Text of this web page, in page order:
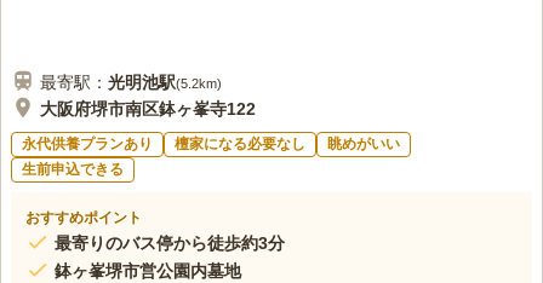
最寄駅： 光明池駅(5.2km)
大阪府堺市南区鉢ヶ峯寺122
永代供養プランあり 檀家になる必要なし
眺めがいい
生前申込できる
おすすめポイント
最寄りのバス停から徒歩約3分
鉢ヶ峯堺市営公園内墓地